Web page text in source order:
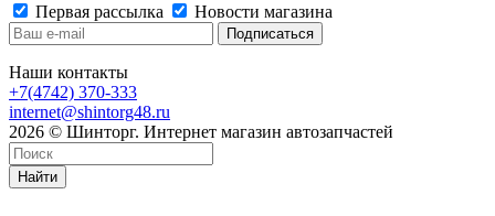
Первая рассылка
Новости магазина
Наши контакты
+7(4742) 370-333
internet@shintorg48.ru
2026 © Шинторг. Интернет магазин автозапчастей
Найти